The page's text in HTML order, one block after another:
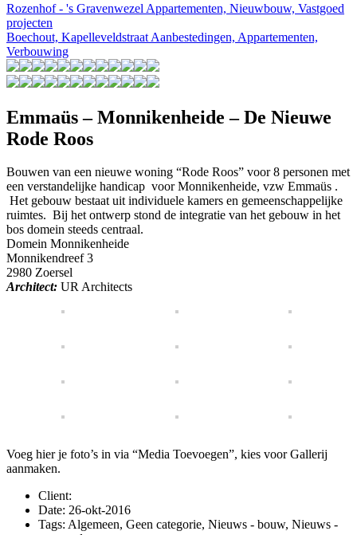
Rozenhof - 's Gravenwezel Appartementen, Nieuwbouw, Vastgoed
projecten
Boechout, Kapelleveldstraat Aanbestedingen, Appartementen,
Verbouwing
Emmaüs – Monnikenheide – De Nieuwe
Rode Roos
Bouwen van een nieuwe woning “Rode Roos” voor 8 personen met
een verstandelijke handicap voor Monnikenheide, vzw Emmaüs .
Het gebouw bestaat uit individuele kamers en gemeenschappelijke
ruimtes. Bij het ontwerp stond de integratie van het gebouw in het
bos domein steeds centraal.
Domein Monnikenheide
Monnikendreef 3
2980 Zoersel
Architect: UR Architects
Voeg hier je foto’s in via “Media Toevoegen”, kies voor Gallerij
aanmaken.
Client:
Date: 26-okt-2016
Tags: Algemeen, Geen categorie, Nieuws - bouw, Nieuws -